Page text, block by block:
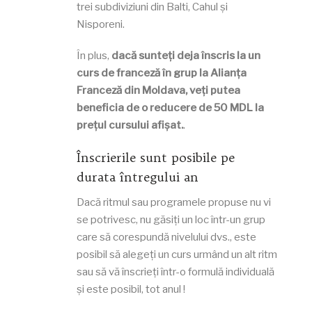
trei subdiviziuni din Balti, Cahul și
Nisporeni.
În plus, dacă sunteți deja înscris la un
curs de franceză în grup la Alianța
Franceză din Moldava, veți putea
beneficia de o reducere de 50 MDL la
prețul cursului afișat..
Înscrierile sunt posibile pe
durata întregului an
Dacă ritmul sau programele propuse nu vi
se potrivesc, nu găsiți un loc într-un grup
care să corespundă nivelului dvs., este
posibil să alegeți un curs urmând un alt ritm
sau să vă înscrieți într-o formulă individuală
și este posibil, tot anul !